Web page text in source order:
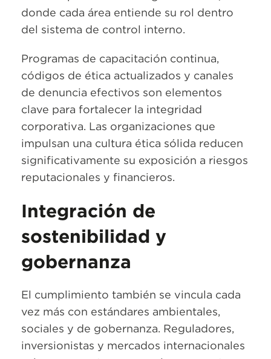
donde cada área entiende su rol dentro
del sistema de control interno.
Programas de capacitación continua,
códigos de ética actualizados y canales
de denuncia efectivos son elementos
clave para fortalecer la integridad
corporativa. Las organizaciones que
impulsan una cultura ética sólida reducen
significativamente su exposición a riesgos
reputacionales y financieros.
Integración de
sostenibilidad y
gobernanza
El cumplimiento también se vincula cada
vez más con estándares ambientales,
sociales y de gobernanza. Reguladores,
inversionistas y mercados internacionales